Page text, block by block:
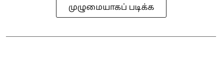
முழுமையாகப் படிக்க